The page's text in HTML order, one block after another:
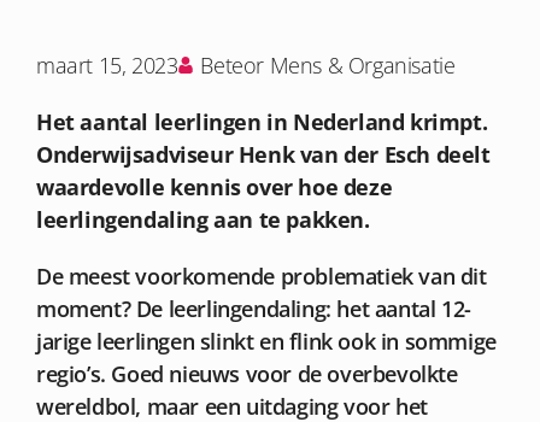
maart 15, 2023
Beteor Mens & Organisatie
Het aantal leerlingen in Nederland krimpt.
Onderwijsadviseur Henk van der Esch deelt
waardevolle kennis over hoe deze
leerlingendaling aan te pakken.
De meest voorkomende problematiek van dit
moment? De leerlingendaling: het aantal 12-
jarige leerlingen slinkt en flink ook in sommige
regio’s. Goed nieuws voor de overbevolkte
wereldbol, maar een uitdaging voor het